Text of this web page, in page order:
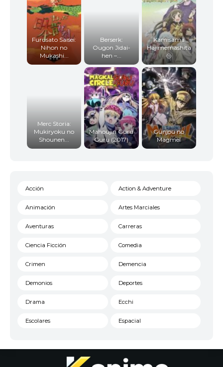
Furusato Saisei:
Nihon no
Mukashi...
Berserk:
Ougon Jidai-
hen –...
Kamisama
Hajimemashita
◎
Merc Storia:
Mukiryoku no
Shounen...
Mahoujin Guru
Guru (2017)
Gunjou no
Magmel
Acción Action & Adventure
Animación Artes Marciales
Aventuras Carreras
Ciencia Ficción Comedia
Crimen Demencia
Demonios Deportes
Drama Ecchi
Escolares Espacial
Historico